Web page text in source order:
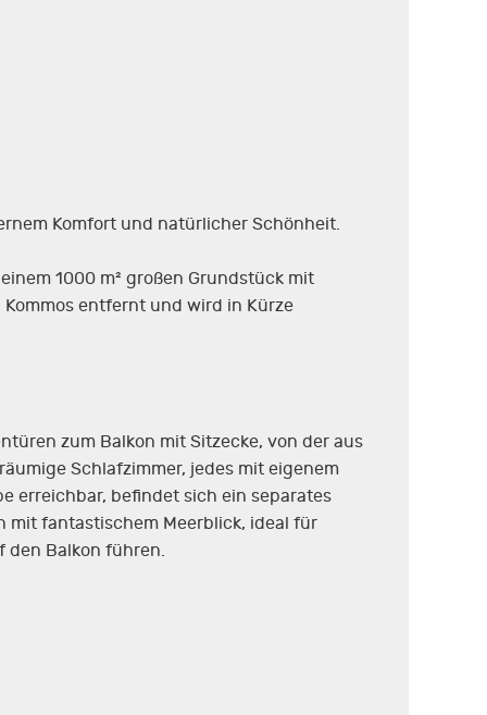
Komfort und natürlicher Schönheit.
1000 m² großen Grundstück mit
entfernt und wird in Kürze
zum Balkon mit Sitzecke, von der aus
Schlafzimmer, jedes mit eigenem
erreichbar, befindet sich ein separates
mit fantastischem Meerblick, ideal für
den Balkon führen.